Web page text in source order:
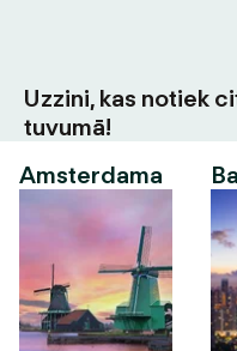
Uzzini, kas notiek
tuvumā!
Amsterdama